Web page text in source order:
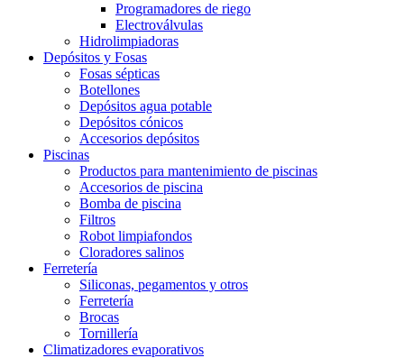
Programadores de riego
Electroválvulas
Hidrolimpiadoras
Depósitos y Fosas
Fosas sépticas
Botellones
Depósitos agua potable
Depósitos cónicos
Accesorios depósitos
Piscinas
Productos para mantenimiento de piscinas
Accesorios de piscina
Bomba de piscina
Filtros
Robot limpiafondos
Cloradores salinos
Ferretería
Siliconas, pegamentos y otros
Ferretería
Brocas
Tornillería
Climatizadores evaporativos